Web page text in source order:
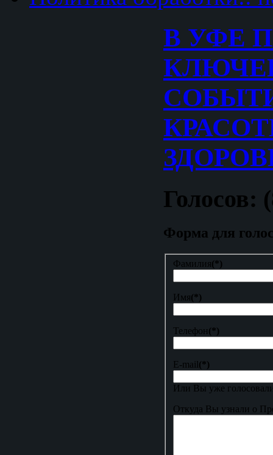
В УФЕ
Голосов:
Форма для
Фамилия(*)
Имя(*)
Телефон(*)
E-mail(*)
Или Вы уже
Откуда Вы узнали о